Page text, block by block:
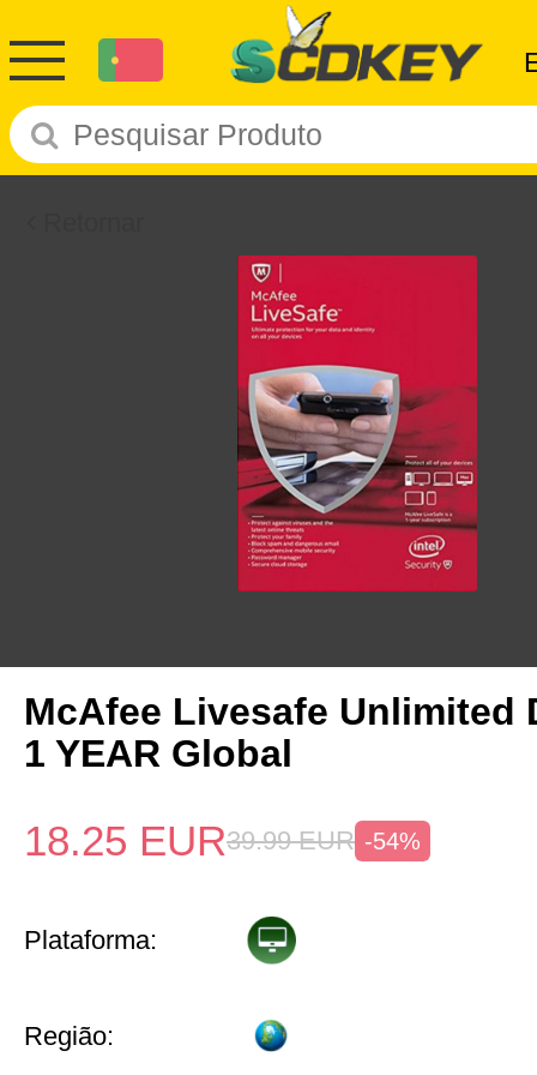
McAfee Livesafe Unlimited
1 YEAR Global
18.25 EUR39.99 EUR -54%
Plataforma:
Região: